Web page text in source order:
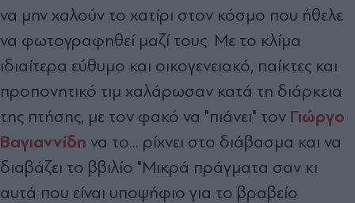
να μην χαλούν το χατίρι στον κόσμο που ήθελε
να φωτογραφηθεί μαζί τους. Με το κλίμα
ιδιαίτερα εύθυμο και οικογενειακό, παίκτες και
προπονητικό τιμ χαλάρωσαν κατά τη διάρκεια
της πτήσης, με τον φακό να "πιάνει" τον Γιώργο
Βαγιαννίδη να το... ρίχνει στο διάβασμα και να
διαβάζει το ββιλίο "Μικρά πράγματα σαν κι
αυτά που είναι υποψήφιο για το βραβείο